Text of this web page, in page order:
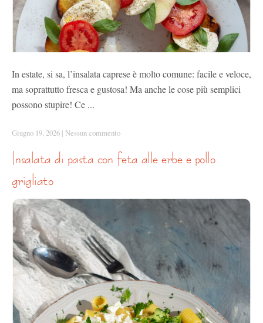
In estate, si sa, l’insalata caprese è molto comune: facile e veloce,
ma soprattutto fresca e gustosa! Ma anche le cose più semplici
possono stupire! Ce ...
Giugno 19, 2026 | Nessun commento
grigliato